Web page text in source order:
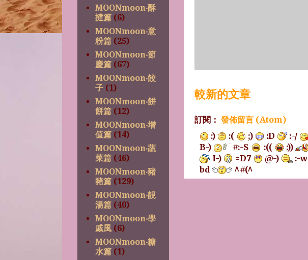
較新的文章
訂閱： 發佈留言 (Atom)
:)
:( ;) :D :-/
B-)
#:-S :(( :))
I-)
=D7 @-) :-w
bd
^#(^
MOONmoon‧酥
撻篇 (6)
MOONmoon‧意
粉篇 (25)
MOONmoon‧節
慶篇 (67)
MOONmoon‧餃
子 (1)
MOONmoon‧餅
餅篇 (12)
MOONmoon‧增
值篇 (14)
MOONmoon‧蔬
菜篇 (46)
MOONmoon‧豬
豬篇 (129)
MOONmoon‧靚
湯篇 (40)
MOONmoon‧學
戚風 (6)
MOONmoon‧糖
水篇 (1)